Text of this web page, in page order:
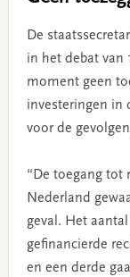
De
in het debat van
moment geen
investeringen in
voor de
“De toegang tot
Nederland
geval. Het
gefinancierde
en een derde